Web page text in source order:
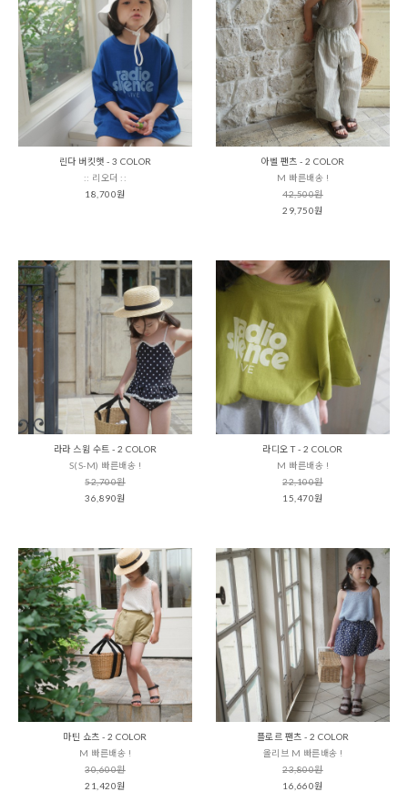
린다 버킷햇 - 3 COLOR
:: 리오더 ::
18,700원
아벨 팬츠 - 2 COLOR
M 빠른배송 !
42,500원
29,750원
라라 스윔 수트 - 2 COLOR
S(S-M) 빠른배송 !
52,700원
36,890원
라디오 T - 2 COLOR
M 빠른배송 !
22,100원
15,470원
마틴 쇼츠 - 2 COLOR
M 빠른배송 !
30,600원
21,420원
플로르 팬츠 - 2 COLOR
올리브 M 빠른배송 !
23,800원
16,660원